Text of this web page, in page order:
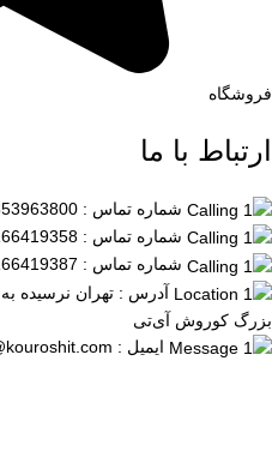
فروشگاه
ارتباط با ما
شماره تماس : 09353963800
شماره تماس : 02166419358
شماره تماس : 02166419387
آدرس : تهران نرسیده
بزرگ کوروش آی‌تی
ایمیل : info@kouroshit.com